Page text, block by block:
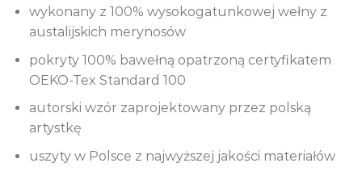
wykonany z 100% wysokogatunkowej wełny z
austalijskich merynosów
pokryty 100% bawełną opatrzoną certyfikatem
OEKO-Tex Standard 100
autorski wzór zaprojektowany przez polską
artystkę
uszyty w Polsce z najwyższej jakości materiałów